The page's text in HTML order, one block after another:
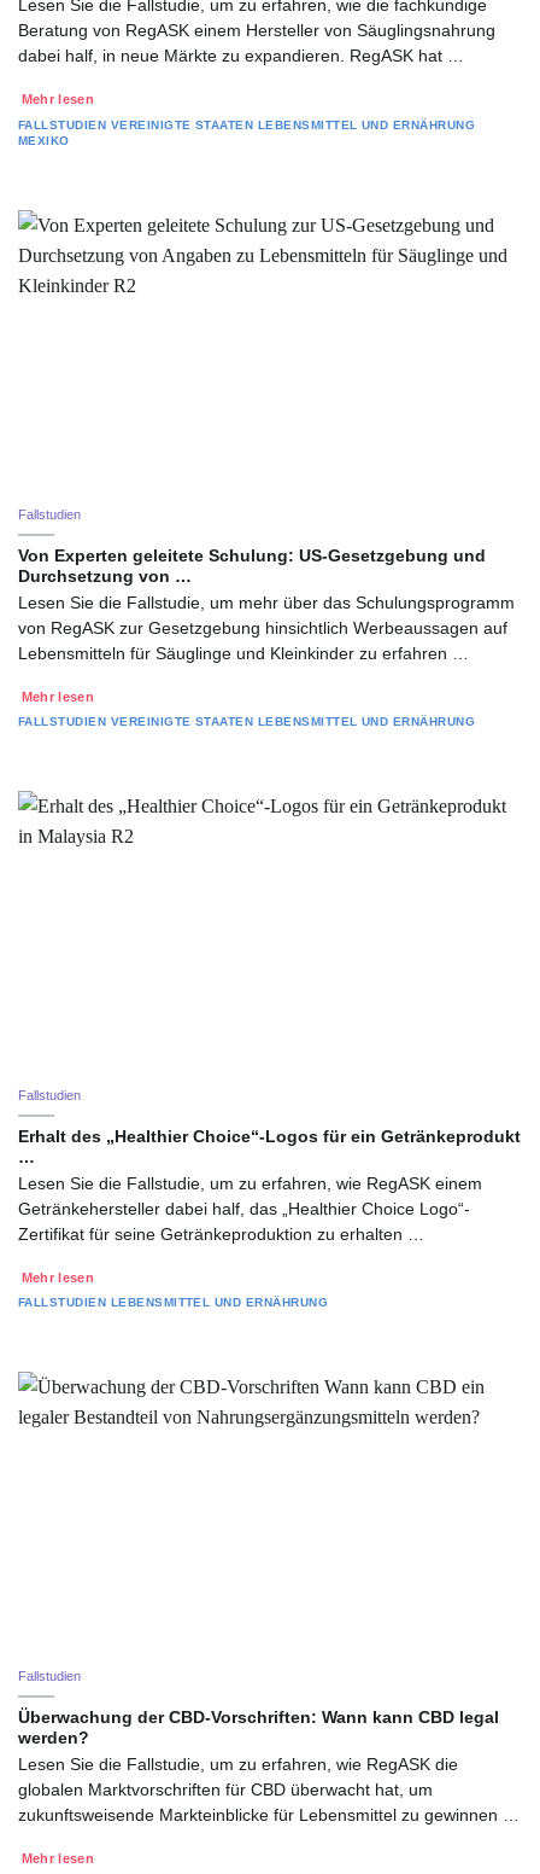
Lesen Sie die Fallstudie, um zu erfahren, wie die fachkundige
Beratung von RegASK einem Hersteller von Säuglingsnahrung
dabei half, in neue Märkte zu expandieren. RegASK hat …
Mehr lesen
FALLSTUDIEN VEREINIGTE STAATEN LEBENSMITTEL UND ERNÄHRUNG
MEXIKO
Fallstudien
Von Experten geleitete Schulung: US-Gesetzgebung und
Durchsetzung von …
Lesen Sie die Fallstudie, um mehr über das Schulungsprogramm
von RegASK zur Gesetzgebung hinsichtlich Werbeaussagen auf
Lebensmitteln für Säuglinge und Kleinkinder zu erfahren …
Mehr lesen
FALLSTUDIEN VEREINIGTE STAATEN LEBENSMITTEL UND ERNÄHRUNG
Fallstudien
Erhalt des „Healthier Choice“-Logos für ein Getränkeprodukt
…
Lesen Sie die Fallstudie, um zu erfahren, wie RegASK einem
Getränkehersteller dabei half, das „Healthier Choice Logo“-
Zertifikat für seine Getränkeproduktion zu erhalten …
Mehr lesen
FALLSTUDIEN LEBENSMITTEL UND ERNÄHRUNG
Fallstudien
Überwachung der CBD-Vorschriften: Wann kann CBD legal
werden?
Lesen Sie die Fallstudie, um zu erfahren, wie RegASK die
globalen Marktvorschriften für CBD überwacht hat, um
zukunftsweisende Markteinblicke für Lebensmittel zu gewinnen …
Mehr lesen